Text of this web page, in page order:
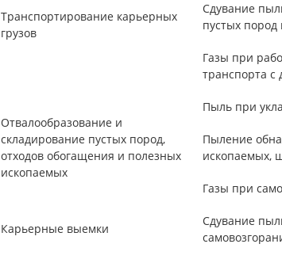
Транспортирование карьерных
грузов
Сдувание
пустых пород
Газы при
транспорта с
Отвалообразование и
складирование пустых пород,
отходов обогащения и полезных
ископаемых
Пыль при
Пыление
ископаемых,
Газы при
Карьерные выемки
Сдувание